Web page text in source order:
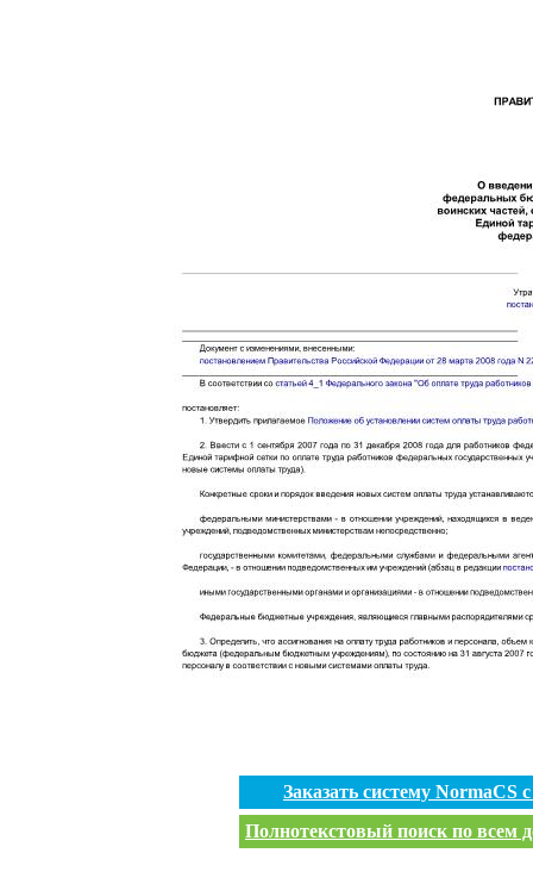
Заказать систему
Полнотекстовый поиск по всем